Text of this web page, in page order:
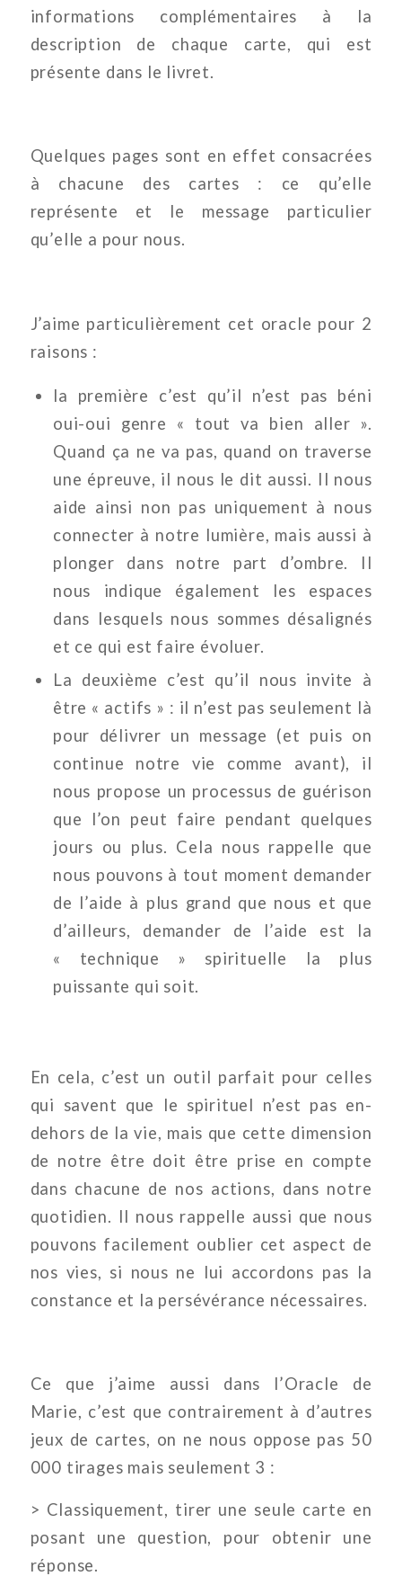
informations complémentaires à la
description de chaque carte, qui est
présente dans le livret.
Quelques pages sont en effet consacrées
à chacune des cartes : ce qu’elle
représente et le message particulier
qu’elle a pour nous.
J’aime particulièrement cet oracle pour 2
raisons :
la première c’est qu’il n’est pas béni
oui-oui genre « tout va bien aller ».
Quand ça ne va pas, quand on traverse
une épreuve, il nous le dit aussi. Il nous
aide ainsi non pas uniquement à nous
connecter à notre lumière, mais aussi à
plonger dans notre part d’ombre. Il
nous indique également les espaces
dans lesquels nous sommes désalignés
et ce qui est faire évoluer.
La deuxième c’est qu’il nous invite à
être « actifs » : il n’est pas seulement là
pour délivrer un message (et puis on
continue notre vie comme avant), il
nous propose un processus de guérison
que l’on peut faire pendant quelques
jours ou plus. Cela nous rappelle que
nous pouvons à tout moment demander
de l’aide à plus grand que nous et que
d’ailleurs, demander de l’aide est la
« technique » spirituelle la plus
puissante qui soit.
En cela, c’est un outil parfait pour celles
qui savent que le spirituel n’est pas en-
dehors de la vie, mais que cette dimension
de notre être doit être prise en compte
dans chacune de nos actions, dans notre
quotidien. Il nous rappelle aussi que nous
pouvons facilement oublier cet aspect de
nos vies, si nous ne lui accordons pas la
constance et la persévérance nécessaires.
Ce que j’aime aussi dans l’Oracle de
Marie, c’est que contrairement à d’autres
jeux de cartes, on ne nous oppose pas 50
000 tirages mais seulement 3 :
> Classiquement, tirer une seule carte en
posant une question, pour obtenir une
réponse.